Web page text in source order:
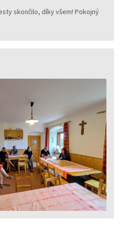
skončilo, díky všem! Pokojný